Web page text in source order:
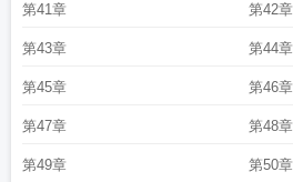
第41章 第42章
第43章 第44章
第45章 第46章
第47章 第48章
第49章 第50章